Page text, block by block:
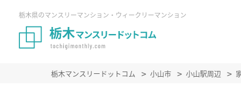
栃木県のマンスリーマンション・ウィークリーマンション
栃木マンスリードットコム 小山市 小山駅周辺